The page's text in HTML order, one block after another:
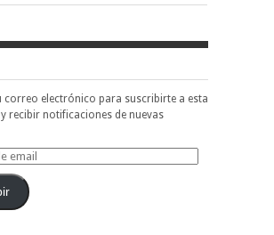
correo electrónico para suscribirte a esta
recibir notificaciones de nuevas